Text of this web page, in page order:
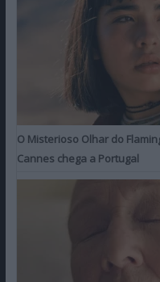
O Misterioso Olhar do
Cannes chega a Portugal